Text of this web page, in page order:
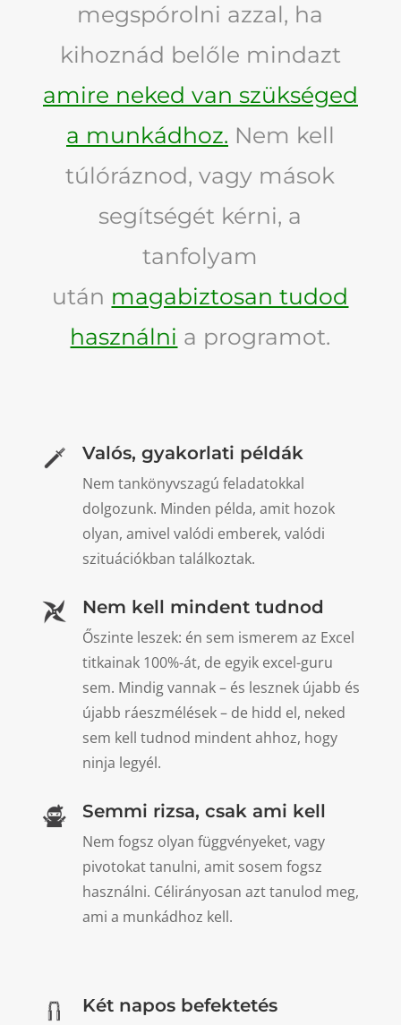
megspórolni azzal, ha
kihoznád belőle mindazt
amire neked van szükséged
a munkádhoz. Nem kell
túlóráznod, vagy mások
segítségét kérni, a
tanfolyam
után magabiztosan tudod
használni a programot.
Valós, gyakorlati példák
Nem tankönyvszagú feladatokkal
dolgozunk. Minden példa, amit hozok
olyan, amivel valódi emberek, valódi
szituációkban találkoztak.
Nem kell mindent tudnod
Őszinte leszek: én sem ismerem az Excel
titkainak 100%-át, de egyik excel-guru
sem. Mindig vannak – és lesznek újabb és
újabb ráeszmélések – de hidd el, neked
sem kell tudnod mindent ahhoz, hogy
ninja legyél.
Semmi rizsa, csak ami kell
Nem fogsz olyan függvényeket, vagy
pivotokat tanulni, amit sosem fogsz
használni. Célirányosan azt tanulod meg,
ami a munkádhoz kell.
Két napos befektetés